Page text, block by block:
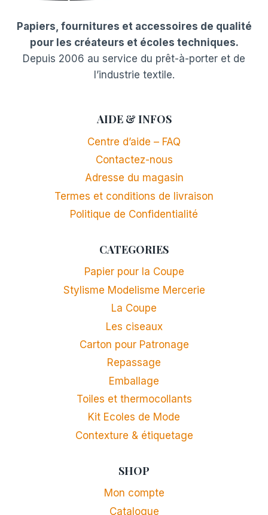
Papiers, fournitures et accessoires de qualité
pour les créateurs et écoles techniques.
Depuis 2006 au service du prêt-à-porter et de
l’industrie textile.
AIDE & INFOS
Centre d’aide – FAQ
Contactez-nous
Adresse du magasin
Termes et conditions de livraison
Politique de Confidentialité
CATEGORIES
Papier pour la Coupe
Stylisme Modelisme Mercerie
La Coupe
Les ciseaux
Carton pour Patronage
Repassage
Emballage
Toiles et thermocollants
Kit Ecoles de Mode
Contexture & étiquetage
SHOP
Mon compte
Catalogue